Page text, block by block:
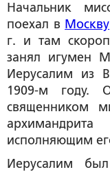
Начальник
поехал в Москву
г. и там
занял игумен
Иерусалим из
1909-м году.
священником
исполняющим
Иерусалим